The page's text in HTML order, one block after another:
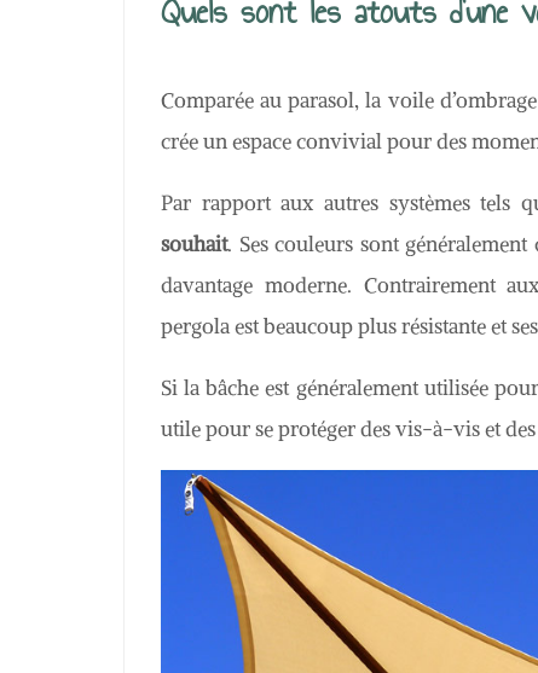
Quels sont les atouts d’une
Comparée au parasol, la voile
crée un espace convivial pour des
Par rapport aux autres systèmes tels
souhait. Ses couleurs sont
davantage moderne. Contrairement
pergola est beaucoup plus résistante et
Si la bâche est généralement utilisée
utile pour se protéger des vis-à-vis et